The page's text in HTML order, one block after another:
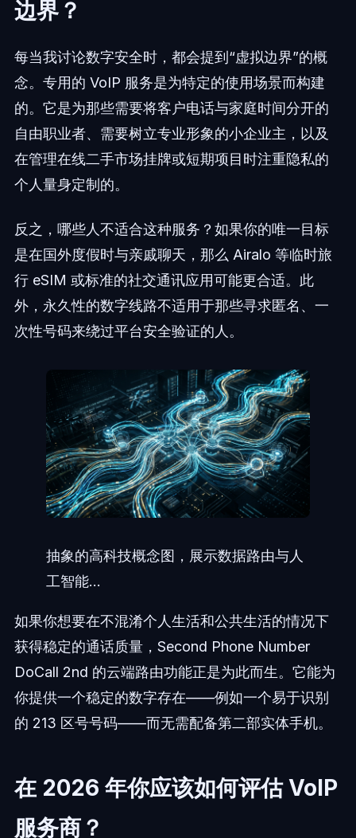
边界？
每当我讨论数字安全时，都会提到“虚拟边界”的概
念。专用的 VoIP 服务是为特定的使用场景而构建
的。它是为那些需要将客户电话与家庭时间分开的
自由职业者、需要树立专业形象的小企业主，以及
在管理在线二手市场挂牌或短期项目时注重隐私的
个人量身定制的。
反之，哪些人不适合这种服务？如果你的唯一目标
是在国外度假时与亲戚聊天，那么 Airalo 等临时旅
行 eSIM 或标准的社交通讯应用可能更合适。此
外，永久性的数字线路不适用于那些寻求匿名、一
次性号码来绕过平台安全验证的人。
抽象的高科技概念图，展示数据路由与人
工智能...
如果你想要在不混淆个人生活和公共生活的情况下
获得稳定的通话质量，Second Phone Number
DoCall 2nd 的云端路由功能正是为此而生。它能为
你提供一个稳定的数字存在——例如一个易于识别
的 213 区号号码——而无需配备第二部实体手机。
在 2026 年你应该如何评估 VoIP
服务商？